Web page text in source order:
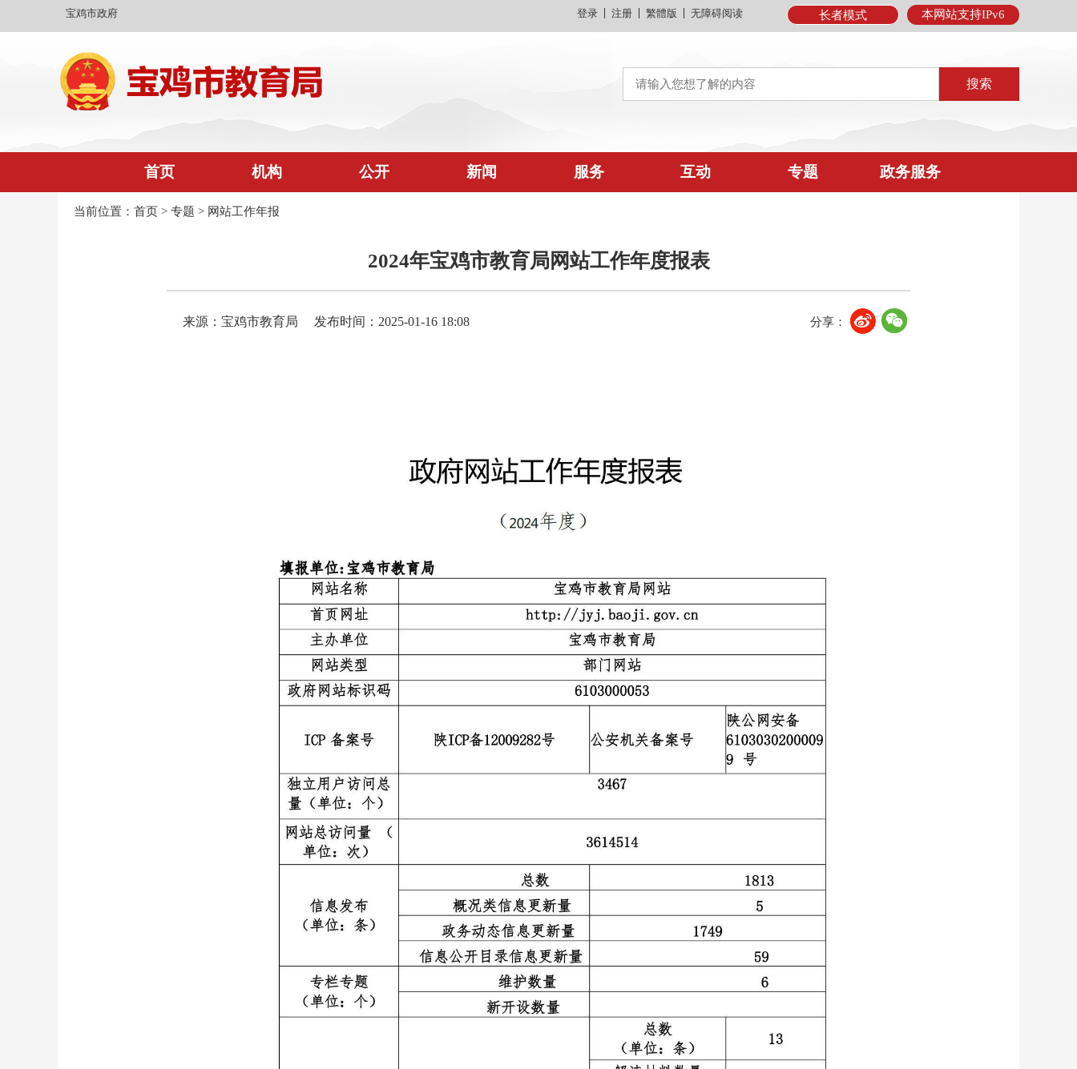
宝鸡市政府 本网站支持IPv6
长者模式
登录 注册 繁體版 无障碍阅读
首页 机构 公开 新闻 服务 互动 专题 政务服务
当前位置： 首页 > 专题 > 网站工作年报
2024年宝鸡市教育局网站工作年度报表
来源：宝鸡市教育局 发布时间：2025-01-16 18:08 分享：